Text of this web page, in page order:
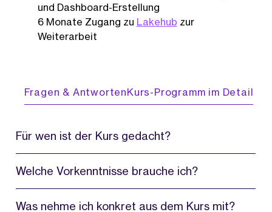
Für wen ist der Kurs gedacht?
Welche Vorkenntnisse brauche ich?
Was nehme ich konkret aus dem Kurs mit?
Fragen & AntwortenKurs-Programm im Detail
und Dashboard-Erstellung
6 Monate Zugang zu Lakehub zur
Weiterarbeit